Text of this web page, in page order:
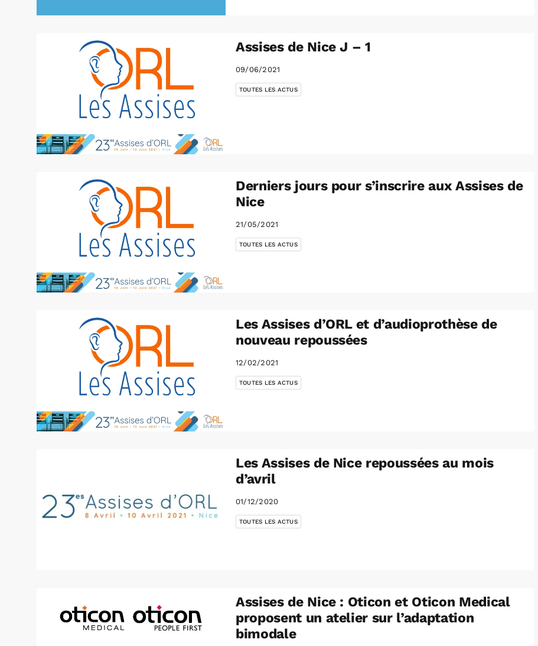
Assises de Nice J – 1
09/06/2021
TOUTES LES ACTUS
Derniers jours pour s’inscrire aux Assises de
Nice
21/05/2021
TOUTES LES ACTUS
Les Assises d’ORL et d’audioprothèse de
nouveau repoussées
12/02/2021
TOUTES LES ACTUS
Les Assises de Nice repoussées au mois
d’avril
01/12/2020
TOUTES LES ACTUS
Assises de Nice : Oticon et Oticon Medical
proposent un atelier sur l’adaptation
bimodale